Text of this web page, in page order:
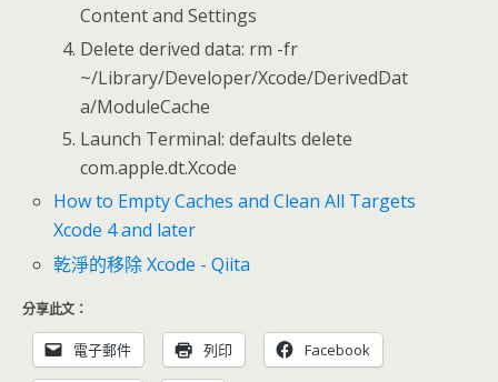
Content and Settings
Delete derived data: rm -fr
~/Library/Developer/Xcode/DerivedDat
a/ModuleCache
Launch Terminal: defaults delete
com.apple.dt.Xcode
How to Empty Caches and Clean All Targets
Xcode 4 and later
乾淨的移除 Xcode - Qiita
分享此文：
電子郵件 列印 Facebook